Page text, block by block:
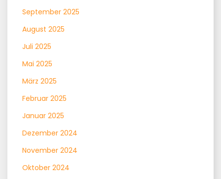
September 2025
August 2025
Juli 2025
Mai 2025
März 2025
Februar 2025
Januar 2025
Dezember 2024
November 2024
Oktober 2024